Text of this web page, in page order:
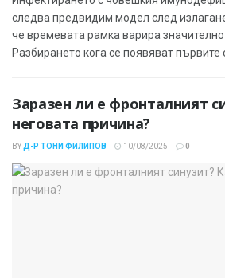
следва предвидим модел след
че времевата рамка варира значително
Разбирането кога се появяват първите
Заразен ли е фронталният
неговата причина?
BY Д-Р ТОНИ ФИЛИПОВ 10/08/2025 0